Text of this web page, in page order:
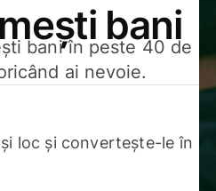
bani
bani în peste 40 de
ai nevoie.
loc și convertește-le în